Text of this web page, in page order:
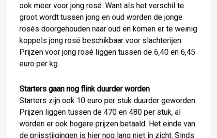
ook meer voor jong rosé. Want als het verschil te
groot wordt tussen jong en oud worden de jonge
rosés doorgehouden naar oud en komen er te weinig
koppels jong rosé beschikbaar voor slachterijen.
Prijzen voor jong rosé liggen tussen de 6,40 en 6,45
euro per kg.
Starters gaan nog flink duurder worden
Starters zijn ook 10 euro per stuk duurder geworden.
Prijzen liggen tussen de 470 en 480 per stuk, al
worden er ook hogere prijzen betaald. Het einde van
de prijsstijgingen is hier nog lang niet in zicht. Sinds